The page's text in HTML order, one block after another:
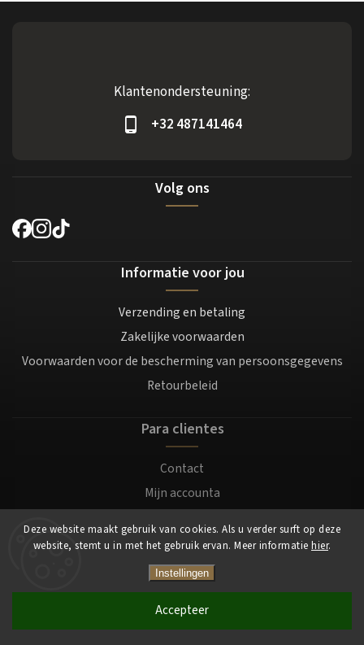
Deze website maakt gebruik van cookies. Als u verder surft op deze
website, stemt u in met het gebruik ervan. Meer informatie hier.
Instellingen
Accepteer
Klantenondersteuning:
+32 487141464
Volg ons
Informatie voor jou
Verzending en betaling
Zakelijke voorwaarden
Voorwaarden voor de bescherming van persoonsgegevens
Retourbeleid
Para clientes
Contact
Mijn accounta
Login
Mocafino.be. Alle rechten voorbehouden.